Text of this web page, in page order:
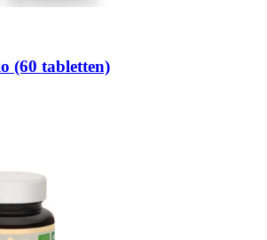
(60 tabletten)